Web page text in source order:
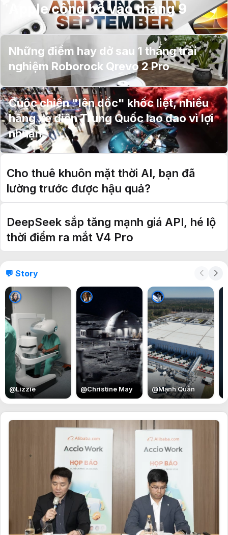
Apple công bố vào tháng 9
Những điểm hay dở sau 1 tháng trải
nghiệm Roborock Qrevo 2 Pro
Cuộc chiến "lên dốc" khốc liệt, nhiều
hãng xe điện Trung Quốc lao đao vì lợi
nhuận
Cho thuê khuôn mặt thời AI, bạn đã
lường trước được hậu quả?
DeepSeek sắp tăng mạnh giá API, hé lộ
thời điểm ra mắt V4 Pro
💬 Story
@Lizzie @Christine May @Mạnh Quân